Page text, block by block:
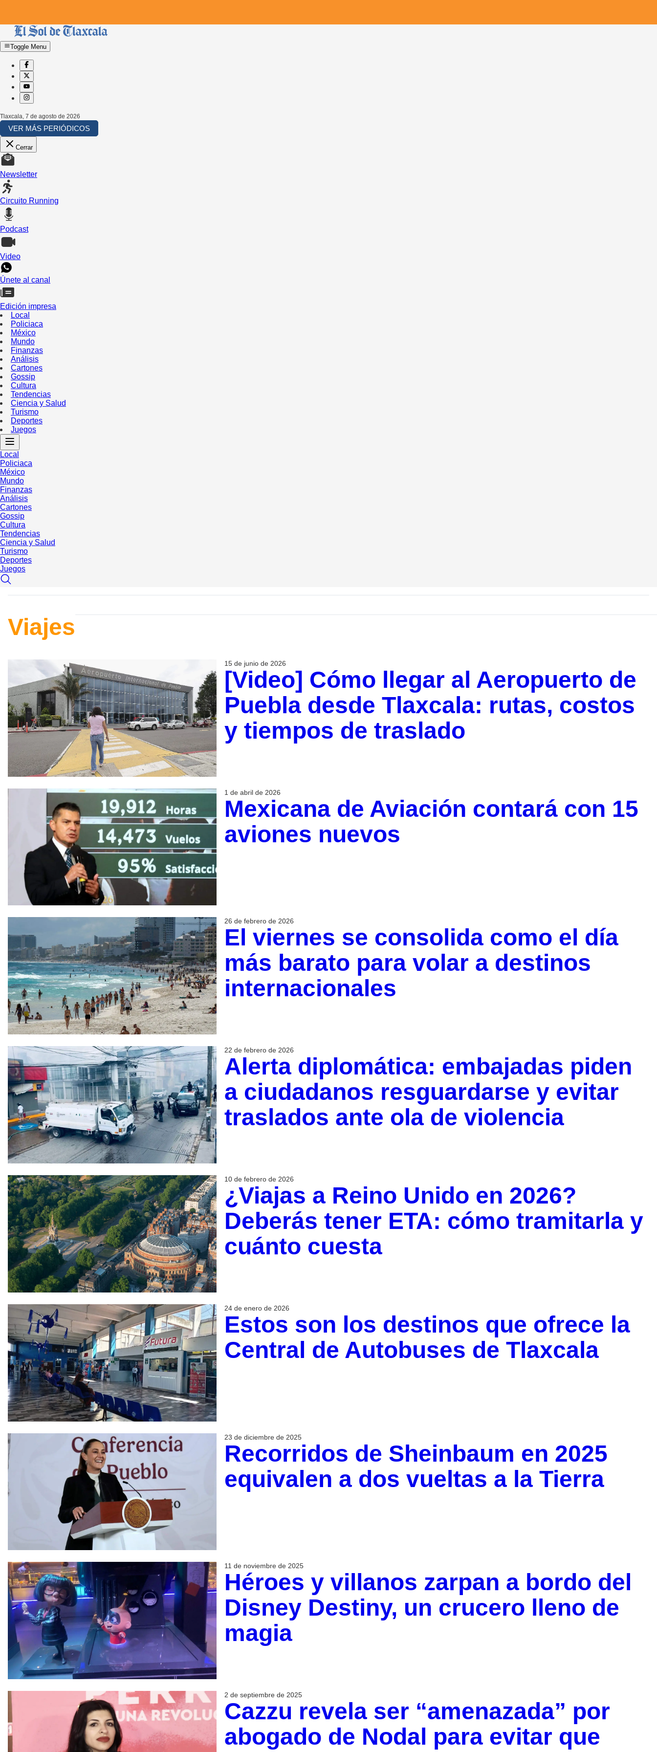
Toggle Menu
Tlaxcala 7 de agosto de 2026
VER MÁS PERIÓDICOS
Cerrar
Newsletter
Circuito Running
Podcast
Video
Únete al canal
Edición impresa
Local
Policiaca
México
Mundo
Finanzas
Análisis
Cartones
Gossip
Cultura
Tendencias
Ciencia y Salud
Turismo
Deportes
Juegos
Local
Policiaca
México
Mundo
Finanzas
Análisis
Cartones
Gossip
Cultura
Tendencias
Ciencia y Salud
Turismo
Deportes
Juegos
Viajes
15 de junio de 2026
[Video] Cómo llegar al Aeropuerto de
Puebla desde Tlaxcala: rutas, costos
y tiempos de traslado
1 de abril de 2026
Mexicana de Aviación contará con 15
aviones nuevos
26 de febrero de 2026
El viernes se consolida como el día
más barato para volar a destinos
internacionales
22 de febrero de 2026
Alerta diplomática: embajadas piden
a ciudadanos resguardarse y evitar
traslados ante ola de violencia
10 de febrero de 2026
¿Viajas a Reino Unido en 2026?
Deberás tener ETA: cómo tramitarla y
cuánto cuesta
24 de enero de 2026
Estos son los destinos que ofrece la
Central de Autobuses de Tlaxcala
23 de diciembre de 2025
Recorridos de Sheinbaum en 2025
equivalen a dos vueltas a la Tierra
11 de noviembre de 2025
Héroes y villanos zarpan a bordo del
Disney Destiny, un crucero lleno de
magia
2 de septiembre de 2025
Cazzu revela ser “amenazada” por
abogado de Nodal para evitar que